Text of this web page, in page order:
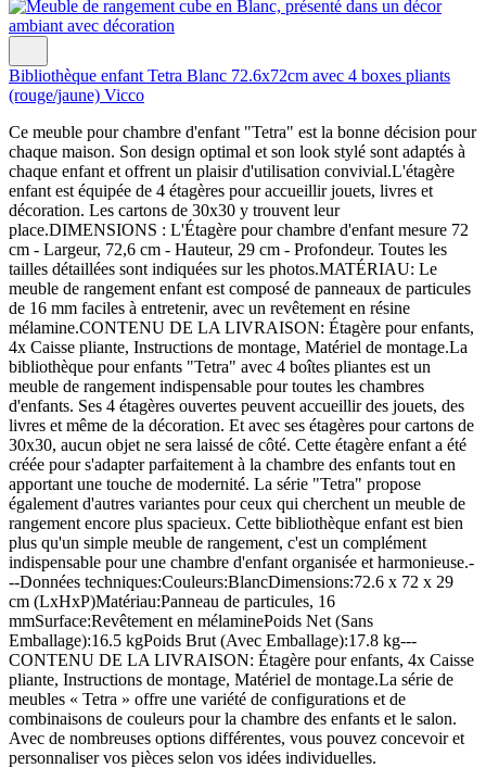
Bibliothèque enfant Tetra Blanc 72.6x72cm avec 4 boxes pliants
(rouge/jaune) Vicco
Ce meuble pour chambre d'enfant "Tetra" est la bonne décision pour
chaque maison. Son design optimal et son look stylé sont adaptés à
chaque enfant et offrent un plaisir d'utilisation convivial.L'étagère
enfant est équipée de 4 étagères pour accueillir jouets, livres et
décoration. Les cartons de 30x30 y trouvent leur
place.DIMENSIONS : L'Étagère pour chambre d'enfant mesure 72
cm - Largeur, 72,6 cm - Hauteur, 29 cm - Profondeur. Toutes les
tailles détaillées sont indiquées sur les photos.MATÉRIAU: Le
meuble de rangement enfant est composé de panneaux de particules
de 16 mm faciles à entretenir, avec un revêtement en résine
mélamine.CONTENU DE LA LIVRAISON: Étagère pour enfants,
4x Caisse pliante, Instructions de montage, Matériel de montage.La
bibliothèque pour enfants "Tetra" avec 4 boîtes pliantes est un
meuble de rangement indispensable pour toutes les chambres
d'enfants. Ses 4 étagères ouvertes peuvent accueillir des jouets, des
livres et même de la décoration. Et avec ses étagères pour cartons de
30x30, aucun objet ne sera laissé de côté. Cette étagère enfant a été
créée pour s'adapter parfaitement à la chambre des enfants tout en
apportant une touche de modernité. La série "Tetra" propose
également d'autres variantes pour ceux qui cherchent un meuble de
rangement encore plus spacieux. Cette bibliothèque enfant est bien
plus qu'un simple meuble de rangement, c'est un complément
indispensable pour une chambre d'enfant organisée et harmonieuse.-
--Données techniques:Couleurs:BlancDimensions:72.6 x 72 x 29
cm (LxHxP)Matériau:Panneau de particules, 16
mmSurface:Revêtement en mélaminePoids Net (Sans
Emballage):16.5 kgPoids Brut (Avec Emballage):17.8 kg---
CONTENU DE LA LIVRAISON: Étagère pour enfants, 4x Caisse
pliante, Instructions de montage, Matériel de montage.La série de
meubles « Tetra » offre une variété de configurations et de
combinaisons de couleurs pour la chambre des enfants et le salon.
Avec de nombreuses options différentes, vous pouvez concevoir et
personnaliser vos pièces selon vos idées individuelles.